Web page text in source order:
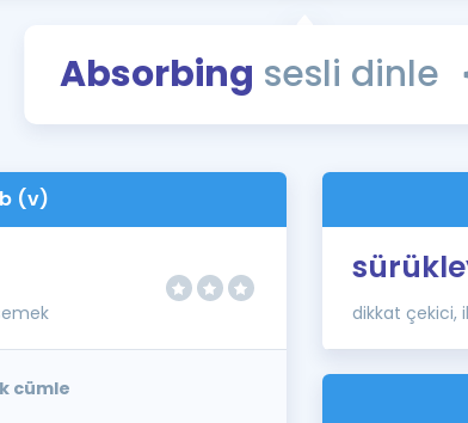
YDS
Absorbing sesli dinle
(v)
cümle
dikkat çekici,